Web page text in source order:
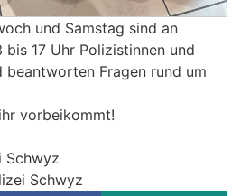
und Samstag sind an
bis 17 Uhr Polizistinnen und
beantworten Fragen rund um
vorbeikommt!
Schwyz
Schwyz